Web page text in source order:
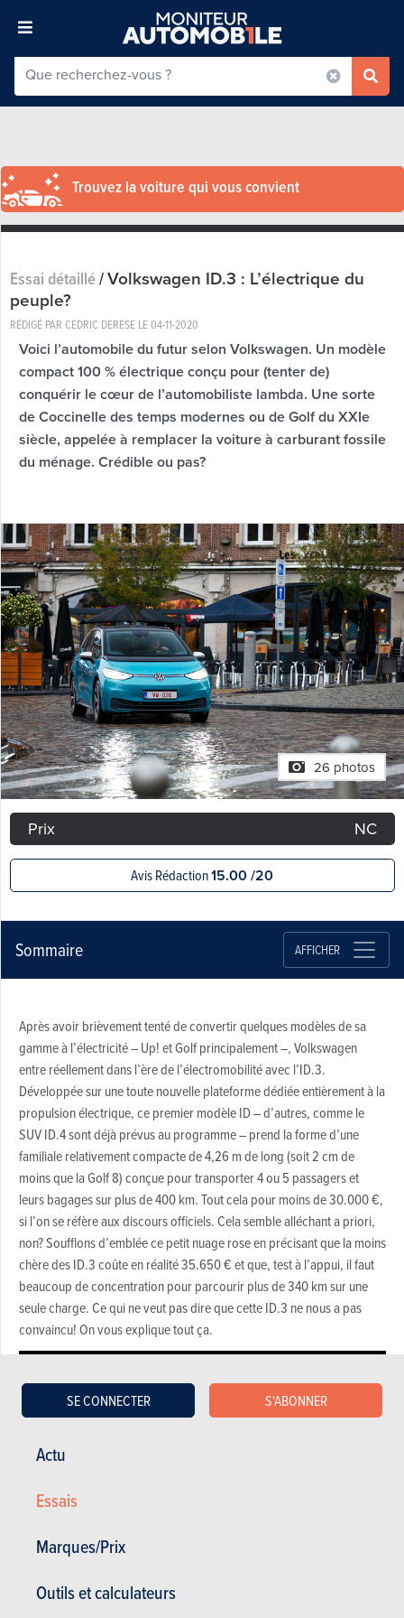
Actu
Essais
Marques/Prix
Outils et calculateurs
SE CONNECTER S'ABONNER
Trouvez la voiture qui vous convient
Essai détaillé/Volkswagen ID.3 : L’électrique du
peuple?
RÉDIGÉ PAR CEDRIC DERESE LE04-11-2020
Voici l’automobile du futur selon Volkswagen. Un modèle
compact 100 % électrique conçu pour (tenter de)
conquérir le cœur de l’automobiliste lambda. Une sorte
de Coccinelle des temps modernes ou de Golf du XXIe
siècle, appelée à remplacer la voiture à carburant fossile
du ménage. Crédible ou pas?
26 photos
Prix NC
Avis Rédaction15.00 /20
Sommaire AFFICHER
Après avoir brièvement tenté de convertir quelques modèles de sa
gamme à l’électricité – Up! et Golf principalement –, Volkswagen
entre réellement dans l’ère de l’électromobilité avec l’ID.3.
Développée sur une toute nouvelle plateforme dédiée entièrement à la
propulsion électrique, ce premier modèle ID – d’autres, comme le
SUV ID.4 sont déjà prévus au programme – prend la forme d’une
familiale relativement compacte de 4,26 m de long (soit 2 cm de
moins que la Golf 8) conçue pour transporter 4 ou 5 passagers et
leurs bagages sur plus de 400 km. Tout cela pour moins de 30.000 €,
si l’on se réfère aux discours officiels. Cela semble alléchant a priori,
non? Soufflons d’emblée ce petit nuage rose en précisant que la moins
chère des ID.3 coûte en réalité 35.650 € et que, test à l’appui, il faut
beaucoup de concentration pour parcourir plus de 340 km sur une
seule charge. Ce qui ne veut pas dire que cette ID.3 ne nous a pas
convaincu! On vous explique tout ça.